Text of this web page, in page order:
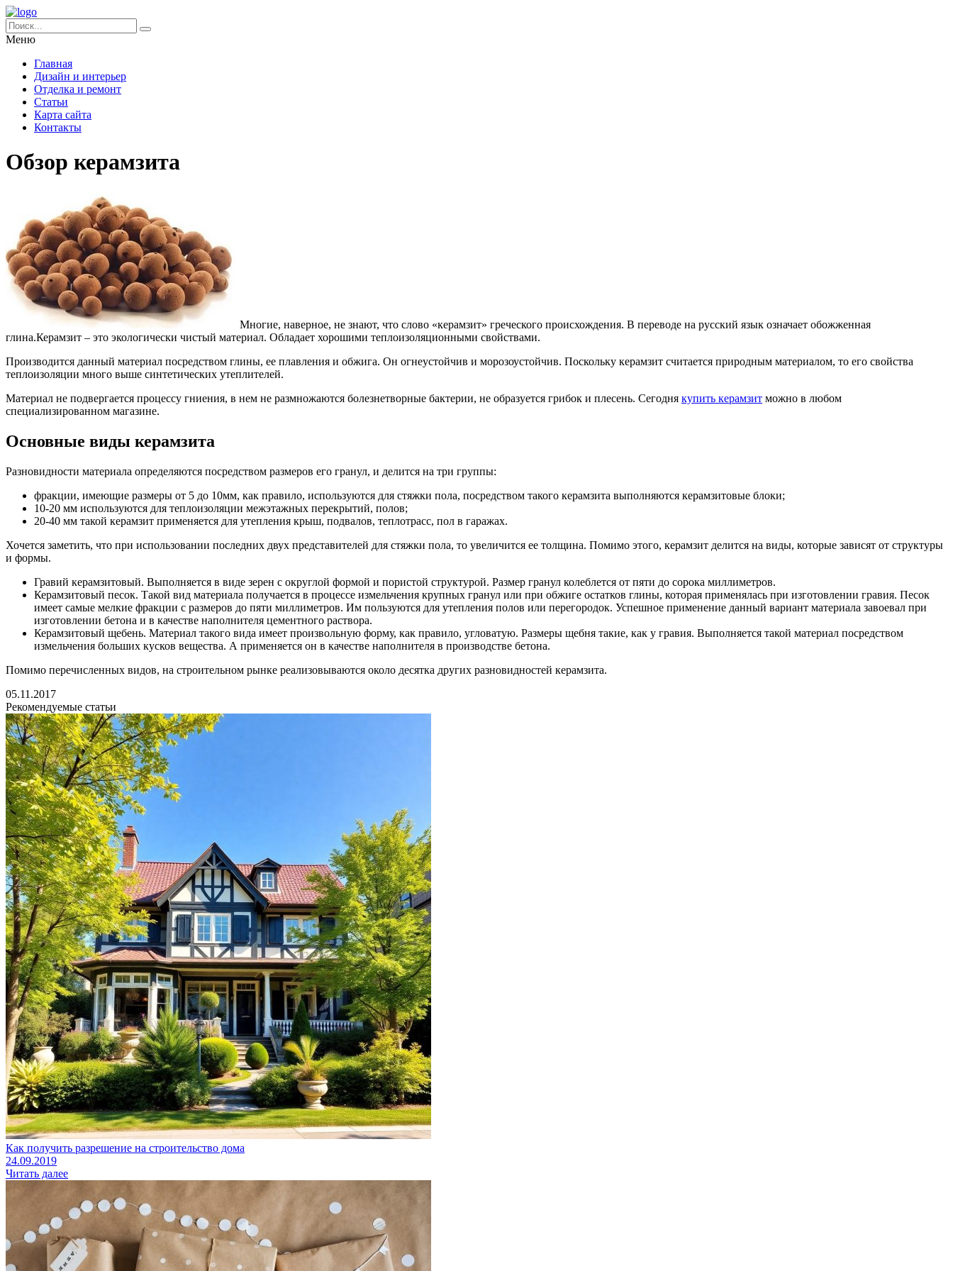
Меню
Главная
Дизайн и интерьер
Отделка и ремонт
Статьи
Карта сайта
Контакты
Обзор керамзита
Многие, наверное, не знают, что слово «керамзит» греческого происхождения. В переводе на русский язык означает обожженная
глина.Керамзит – это экологически чистый материал. Обладает хорошими теплоизоляционными свойствами.
Производится данный материал посредством глины, ее плавления и обжига. Он огнеустойчив и морозоустойчив. Поскольку керамзит считается природным материалом, то его свойства
теплоизоляции много выше синтетических утеплителей.
Материал не подвергается процессу гниения, в нем не размножаются болезнетворные бактерии, не образуется грибок и плесень. Сегодня купить керамзит можно в любом
специализированном магазине.
Основные виды керамзита
Разновидности материала определяются посредством размеров его гранул, и делится на три группы:
фракции, имеющие размеры от 5 до 10мм, как правило, используются для стяжки пола, посредством такого керамзита выполняются керамзитовые блоки;
10-20 мм используются для теплоизоляции межэтажных перекрытий, полов;
20-40 мм такой керамзит применяется для утепления крыш, подвалов, теплотрасс, пол в гаражах.
Хочется заметить, что при использовании последних двух представителей для стяжки пола, то увеличится ее толщина. Помимо этого, керамзит делится на виды, которые зависят от структуры
и формы.
Гравий керамзитовый. Выполняется в виде зерен с округлой формой и пористой структурой. Размер гранул колеблется от пяти до сорока миллиметров.
Керамзитовый песок. Такой вид материала получается в процессе измельчения крупных гранул или при обжиге остатков глины, которая применялась при изготовлении гравия. Песок
имеет самые мелкие фракции с размеров до пяти миллиметров. Им пользуются для утепления полов или перегородок. Успешное применение данный вариант материала завоевал при
изготовлении бетона и в качестве наполнителя цементного раствора.
Керамзитовый щебень. Материал такого вида имеет произвольную форму, как правило, угловатую. Размеры щебня такие, как у гравия. Выполняется такой материал посредством
измельчения больших кусков вещества. А применяется он в качестве наполнителя в производстве бетона.
Помимо перечисленных видов, на строительном рынке реализовываются около десятка других разновидностей керамзита.
05.11.2017
Рекомендуемые статьи
Как получить разрешение на строительство дома
24.09.2019
Читать далее